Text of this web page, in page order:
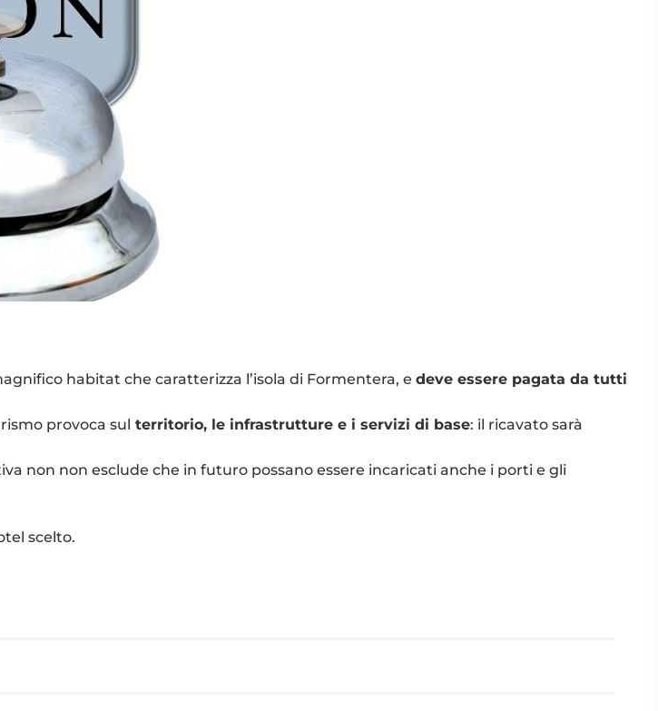
habitat che caratterizza l’isola di Formentera, e deve essere pagata da tutti
provoca sul territorio, le infrastrutture e i servizi di base: il ricavato sarà
non non esclude che in futuro possano essere incaricati anche i porti e gli
scelto.